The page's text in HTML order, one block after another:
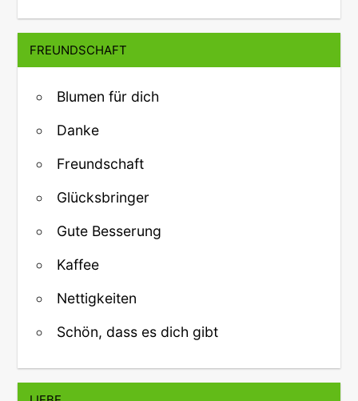
FREUNDSCHAFT
Blumen für dich
Danke
Freundschaft
Glücksbringer
Gute Besserung
Kaffee
Nettigkeiten
Schön, dass es dich gibt